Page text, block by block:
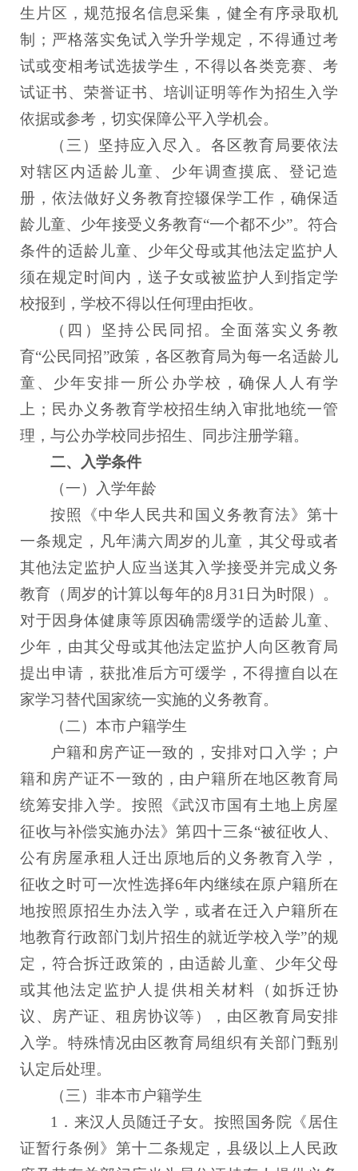
生片区，规范报名信息采集，健全有序录取机
制；严格落实免试入学升学规定，不得通过考
试或变相考试选拔学生，不得以各类竞赛、考
试证书、荣誉证书、培训证明等作为招生入学
依据或参考，切实保障公平入学机会。
（三）坚持应入尽入。 各区教育局要依法
对辖区内适龄儿童、少年调查摸底、登记造
册，依法做好义务教育控辍保学工作，确保适
龄儿童、少年接受义务教育“一个都不少”。符合
条件的适龄儿童、少年父母或其他法定监护人
须在规定时间内，送子女或被监护人到指定学
校报到，学校不得以任何理由拒收。
（四）坚持公民同招。全面落实义务教
育“公民同招”政策，各区教育局为每一名适龄儿
童、少年安排一所公办学校，确保人人有学
上；民办义务教育学校招生纳入审批地统一管
理，与公办学校同步招生、同步注册学籍。
二、入学条件
（一）入学年龄
按照《中华人民共和国义务教育法》第十
一条规定，凡年满六周岁的儿童，其父母或者
其他法定监护人应当送其入学接受并完成义务
教育（周岁的计算以每年的8月31日为时限）。
对于因身体健康等原因确需缓学的适龄儿童、
少年，由其父母或其他法定监护人向区教育局
提出申请，获批准后方可缓学，不得擅自以在
家学习替代国家统一实施的义务教育。
（二）本市户籍学生
户籍和房产证一致的，安排对口入学；户
籍和房产证不一致的，由户籍所在地区教育局
统筹安排入学。按照《武汉市国有土地上房屋
征收与补偿实施办法》第四十三条“被征收人、
公有房屋承租人迁出原地后的义务教育入学，
征收之时可一次性选择6年内继续在原户籍所在
地按照原招生办法入学，或者在迁入户籍所在
地教育行政部门划片招生的就近学校入学”的规
定，符合拆迁政策的，由适龄儿童、少年父母
或其他法定监护人提供相关材料（如拆迁协
议、房产证、租房协议等），由区教育局安排
入学。特殊情况由区教育局组织有关部门甄别
认定后处理。
（三）非本市户籍学生
1．来汉人员随迁子女。按照国务院《居住
证暂行条例》第十二条规定，县级以上人民政